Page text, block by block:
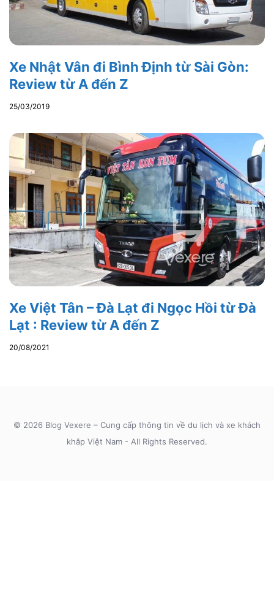
Xe Nhật Vân đi Bình Định từ Sài Gòn:
Review từ A đến Z
25/03/2019
Xe Việt Tân – Đà Lạt đi Ngọc Hồi từ Đà
Lạt : Review từ A đến Z
20/08/2021
© 2026 Blog Vexere – Cung cấp thông tin về du lịch và xe khách
khắp Việt Nam - All Rights Reserved.